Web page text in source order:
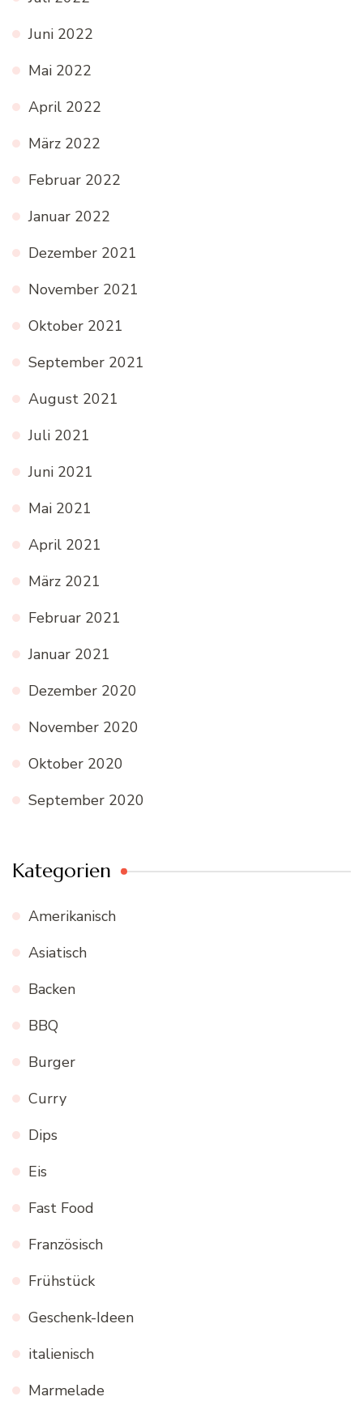
Juni 2022
Mai 2022
April 2022
März 2022
Februar 2022
Januar 2022
Dezember 2021
November 2021
Oktober 2021
September 2021
August 2021
Juli 2021
Juni 2021
Mai 2021
April 2021
März 2021
Februar 2021
Januar 2021
Dezember 2020
November 2020
Oktober 2020
September 2020
Kategorien
Amerikanisch
Asiatisch
Backen
BBQ
Burger
Curry
Dips
Eis
Fast Food
Französisch
Frühstück
Geschenk-Ideen
italienisch
Marmelade